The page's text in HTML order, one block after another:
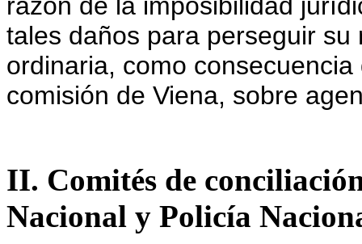
tales daños para perseguir
ordinaria, como
comisión de Viena, sobre
II. Comités de
Nacional y Policía